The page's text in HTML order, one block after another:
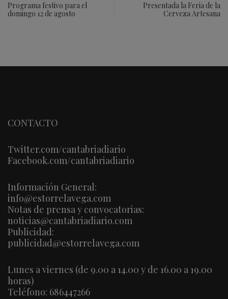
Programa festivo para el
domingo 12 de agosto
Presentada la Feria de la
Cerveza Artesana
CONTACTO
Twitter.com/cantabriadiario
Facebook.com/cantabriadiario
Información General:
info@estorrelavega.com
Notas de prensa y convocatorias:
noticias@cantabriadiario.com
Publicidad:
publicidad@estorrelavega.com
Lunes a viernes (de 9.00 a 14.00 y de 16.00 a 19.00
horas)
Teléfono: 686447266